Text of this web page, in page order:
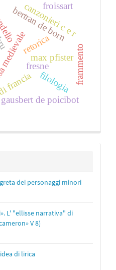
fresne
francia
retorica
bertran de born
gausbert de poicibot
canzonieri c e r
max pfister
filologia frammento
froissart
dei personaggi minori
L' "ellisse narrativa" di
V 8)
di lirica